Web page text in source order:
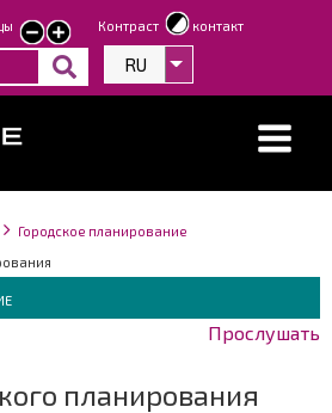
smallerlarger
text
Контраст контакт
RU Список
Городское планирование
Прослушать
планирования